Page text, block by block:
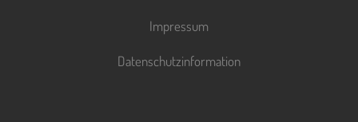
Impressum
Datenschutzinformation